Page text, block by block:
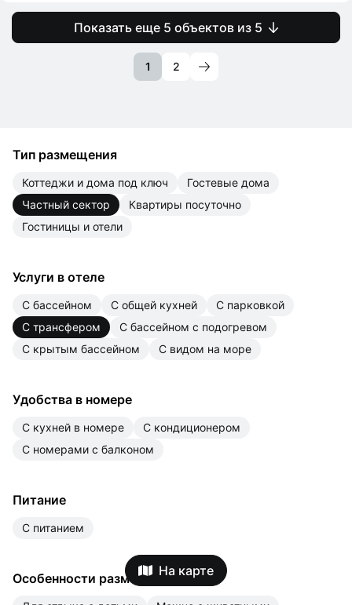
Показать еще 5 объектов из 5
1 2
На карте
Тип размещения
коттеджи и дома под ключ
гостевые дома
частный сектор
квартиры посуточно
гостиницы и отели
Услуги в отеле
с бассейном с общей кухней
с парковкой
с трансфером
с бассейном с подогревом
с крытым бассейном
с видом на море
Удобства в номере
с кухней в номере
с кондиционером
с номерами с балконом
Питание
с питанием
Особенности размещения